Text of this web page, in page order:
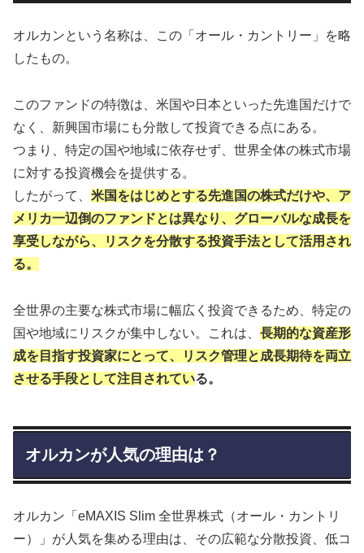
オルカンという名称は、この「オール・カントリー」を略
したもの。
このファンドの特徴は、米国や日本といった先進国だけで
なく、新興国市場にも分散して投資できる点にある。
つまり、特定の国や地域に依存せず、世界全体の株式市場
に対する投資機会を提供する。
したがって、 米国をはじめとする先進国の株式だけや、ア
メリカ一辺倒のファンドとは異なり、グローバルな成長を
享受しながら、リスクを分散する投資手法として活用され
る。
全世界の主要な株式市場に幅広く投資できるため、特定の
国や地域にリスクが集中しない。これは、 長期的な資産形
成を目指す投資家にとって、リスク管理と成長期待を両立
させる手段として注目されている。
オルカンが人気の理由は？
オルカン「eMAXIS Slim 全世界株式（オール・カントリ
ー）」が人気を集める理由は、その広範な分散投資、低コ